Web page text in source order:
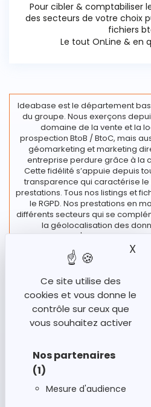
Pour cibler & comptabiliser
des secteurs de votre choix
fichiers
Le tout OnLine & en
Ideabase est le département
du groupe. Nous exerçons
domaine de la vente et la
prospection BtoB / BtoC, mais
géomarketing et marketing
entreprise perdure grâce à la
Cette fidélité s’appuie depuis
transparence qui caractérise
prestations. Tous nos listings et
le RGPD. Nos prestations en
différents secteurs qui se
la géolocalisation des
l’implantation d'un nouveau
traitement de vos fichiers et
regroupant diverses
enrichissement de vos fichiers
clients souhaitent rester
en interne, des outils marketing
proposés chez
92-98 Boulevard
Bâtiment A3,
Ce site utilise des
cookies et vous donne le
contrôle sur ceux que
vous souhaitez activer
Nos partenaires
(1)
Mesure d'audience
X